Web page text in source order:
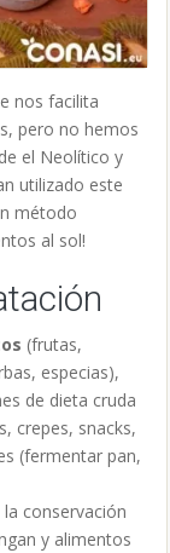
nos facilita
pero no hemos
el Neolítico y
utilizado este
método
al sol!
(frutas,
especias),
de dieta cruda
crepes, snacks,
(fermentar pan,
la conservación
y alimentos